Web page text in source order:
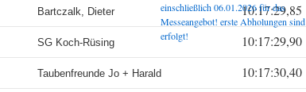
Bartczalk, Dieter
10:17:29,85
SG Koch-Rüsing
10:17:29,90
Taubenfreunde Jo + Harald
10:17:30,40
einschließlich 06.01.2026 für das
Messeangebot! erste Abholungen sind
erfolgt!